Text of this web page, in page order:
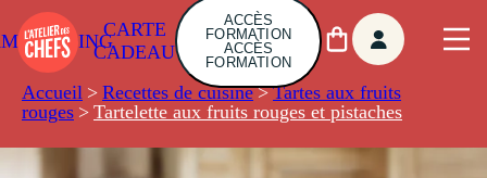
CARTE
CADEAU
ACCÈS
FORMATION
ACCÈS
FORMATION
Accueil > Recettes de cuisine > Tartes aux fruits
rouges > Tartelette aux fruits rouges et pistaches